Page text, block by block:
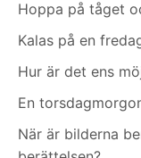
Hoppa på tåget
Kalas på en
Hur är det ens
En
När är bilderna